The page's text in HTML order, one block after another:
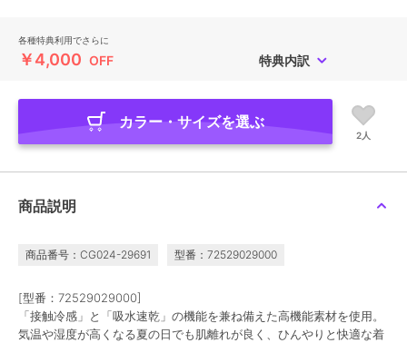
各種特典利用でさらに
￥4,000 OFF 特典内訳
カラー・サイズを選ぶ
2人
商品説明
商品番号：CG024-29691 型番：72529029000
[型番：72529029000]
「接触冷感」と「吸水速乾」の機能を兼ね備えた高機能素材を使用。
気温や湿度が高くなる夏の日でも肌離れが良く、ひんやりと快適な着